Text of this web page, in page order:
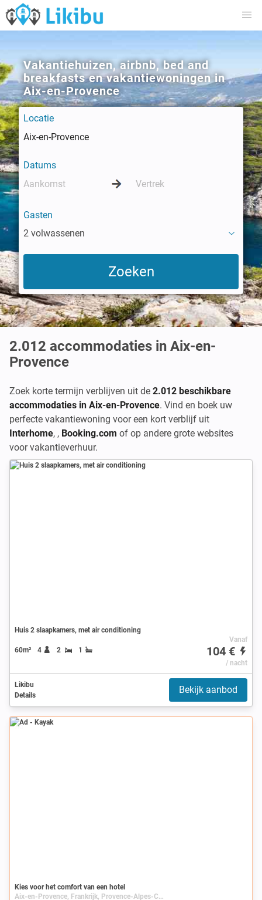
Vakantiehuizen, airbnb, bed and
breakfasts en vakantiewoningen in
Aix-en-Provence
Locatie
Datums
Gasten
2 volwassenen
2.012 accommodaties in Aix-en-
Provence
Zoek korte termijn verblijven uit de 2.012 beschikbare
accommodaties in Aix-en-Provence. Vind en boek uw
perfecte vakantiewoning voor een kort verblijf uit
Interhome, , Booking.com of op andere grote websites
voor vakantieverhuur.
Huis 2 slaapkamers, met air conditioning
60m² 4 2 1
Vanaf
104 €
/ nacht
Likibu
Details
Bekijk aanbod
Ad
Kies voor het comfort van een hotel
Aix-en-Provence, Frankrijk, Provence-Alpes-Côte d'Azur, Bouches-du-Rhône